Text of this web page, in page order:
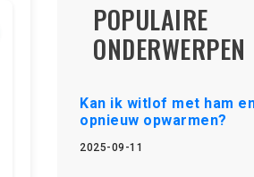
POPULAIRE
ONDERWERPEN
Kan ik witlof met ham
opnieuw opwarmen?
2025-09-11